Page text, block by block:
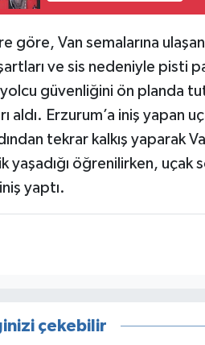
göre, Van semalarına
ve sis nedeniyle pisti
güvenliğini ön planda
aldı. Erzurum’a iniş yapan
tekrar kalkış yaparak
yaşadığı öğrenilirken, uçak
yaptı.
çekebilir